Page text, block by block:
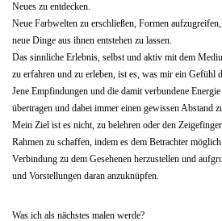
Neues zu entdecken.
Neue Farbwelten zu erschließen, Formen
neue Dinge aus ihnen entstehen zu lassen.
Das sinnliche Erlebnis, selbst und aktiv mit dem
zu erfahren und zu erleben, ist es, was mir ein Gefühl
Jene Empfindungen und die damit verbundene
übertragen und dabei immer einen gewissen Abstand
Mein Ziel ist es nicht, zu belehren oder den
Rahmen zu schaffen, indem es dem Betrachter
Verbindung zu dem Gesehenen herzustellen und
und Vorstellungen daran anzuknüpfen.
Was ich als nächstes malen werde?